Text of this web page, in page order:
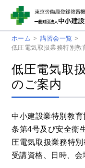
ホーム > 講習会一覧 >
低圧電気取扱業務特別教
低圧電気取
のご案内
中小建設業特別教
条第4号及び安全衛
圧電気取扱業務特
受講資格、日時、会